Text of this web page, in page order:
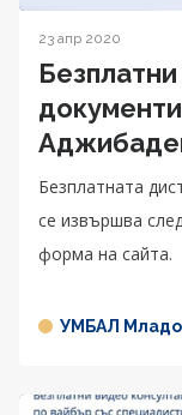
23 апр 2020
Безплатната
се извършва
форма на сайта.
УМБАЛ